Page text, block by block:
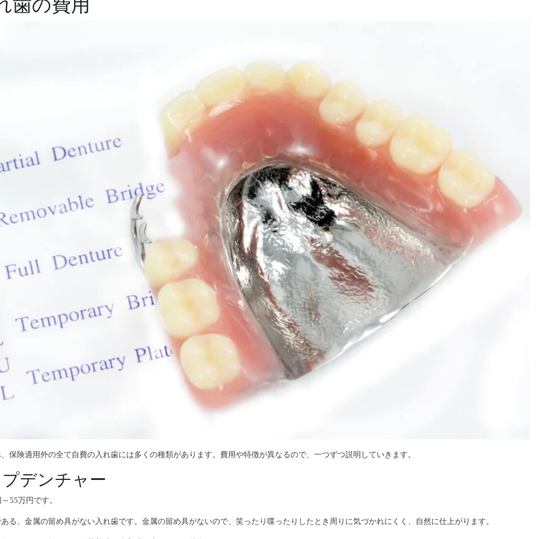
歯の費用
保険適用外の全て自費の入れ歯には多くの種類があります。費用や特徴が異なるので、一つずつ説明していきます。
デンチャー
55万円です。
る、金属の留め具がない入れ歯です。金属の留め具がないので、笑ったり喋ったりしたとき周りに気づかれにくく、自然に仕上がります。